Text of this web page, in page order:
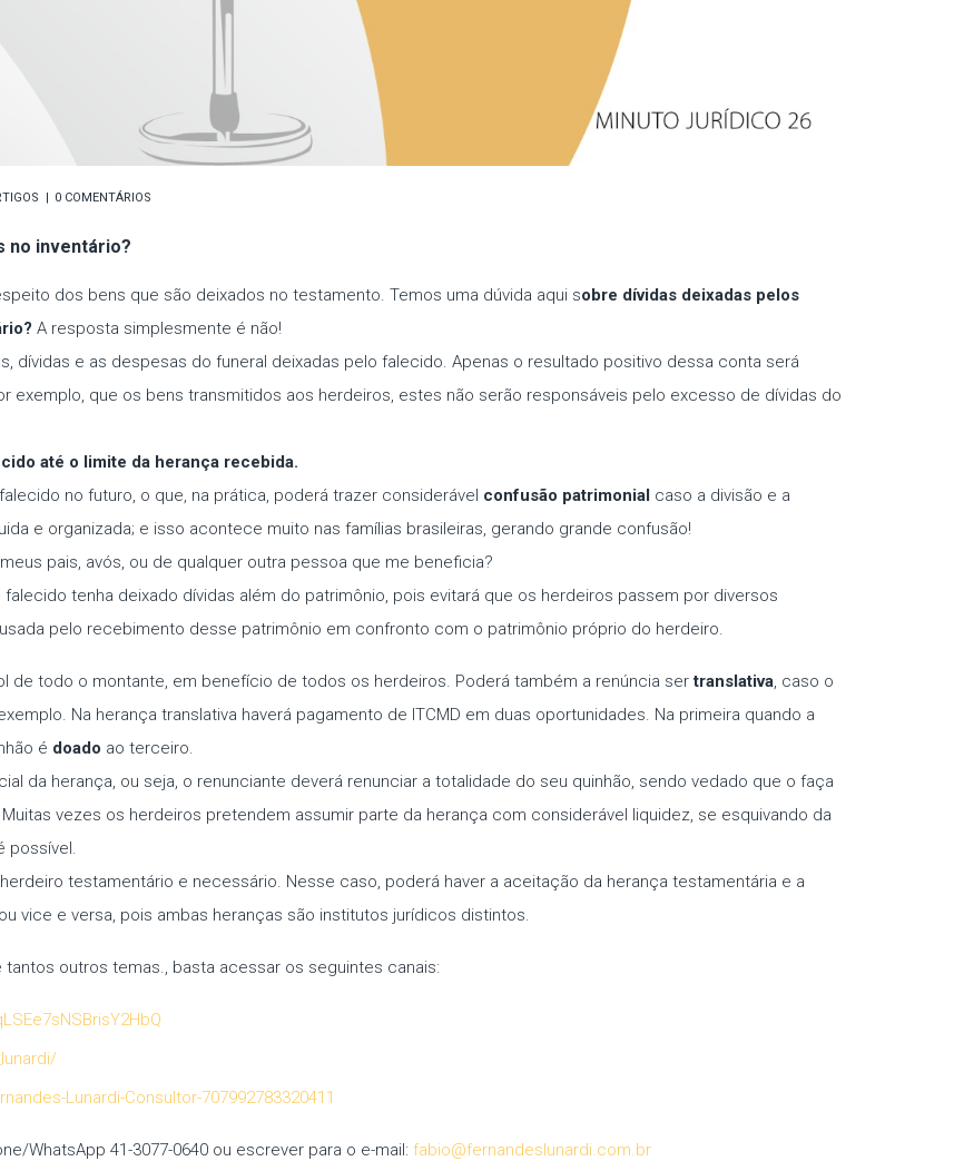
0 COMENTÁRIOS
no inventário?
dos bens que são deixados no testamento. Temos uma dúvida aqui sobre dívidas deixadas pelos
A resposta simplesmente é não!
dívidas e as despesas do funeral deixadas pelo falecido. Apenas o resultado positivo dessa conta será
exemplo, que os bens transmitidos aos herdeiros, estes não serão responsáveis pelo excesso de dívidas do
até o limite da herança recebida.
no futuro, o que, na prática, poderá trazer considerável confusão patrimonial caso a divisão e a
e organizada; e isso acontece muito nas famílias brasileiras, gerando grande confusão!
pais, avós, ou de qualquer outra pessoa que me beneficia?
tenha deixado dívidas além do patrimônio, pois evitará que os herdeiros passem por diversos
pelo recebimento desse patrimônio em confronto com o patrimônio próprio do herdeiro.
de todo o montante, em benefício de todos os herdeiros. Poderá também a renúncia sertranslativa, caso o
Na herança translativa haverá pagamento de ITCMD em duas oportunidades. Na primeira quando a
é doado ao terceiro.
da herança, ou seja, o renunciante deverá renunciar a totalidade do seu quinhão, sendo vedado que o faça
vezes os herdeiros pretendem assumir parte da herança com considerável liquidez, se esquivando da
possível.
testamentário e necessário. Nesse caso, poderá haver a aceitação da herança testamentária e a
vice e versa, pois ambas heranças são institutos jurídicos distintos.
outros temas., basta acessar os seguintes canais:
Lunardi-Consultor-707992783320411
WhatsApp 41-3077-0640 ou escrever para o e-mail: fabio@fernandeslunardi.com.br